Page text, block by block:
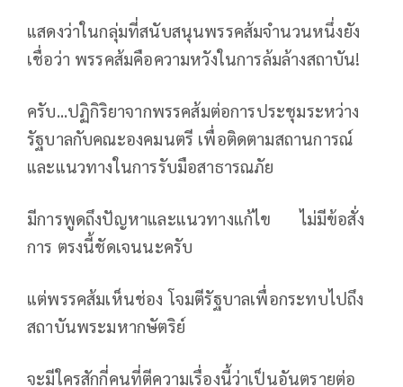
แสดงว่าในกลุ่มที่สนับสนุนพรรคส้มจำนวนหนึ่งยัง
เชื่อว่า พรรคส้มคือความหวังในการล้มล้างสถาบัน!
ครับ...ปฏิกิริยาจากพรรคส้มต่อการประชุมระหว่าง
รัฐบาลกับคณะองคมนตรี เพื่อติดตามสถานการณ์
และแนวทางในการรับมือสาธารณภัย
มีการพูดถึงปัญหาและแนวทางแก้ไข ไม่มีข้อสั่ง
การ ตรงนี้ชัดเจนนะครับ
แต่พรรคส้มเห็นช่อง โจมตีรัฐบาลเพื่อกระทบไปถึง
สถาบันพระมหากษัตริย์
จะมีใครสักกี่คนที่ตีความเรื่องนี้ว่าเป็นอันตรายต่อ